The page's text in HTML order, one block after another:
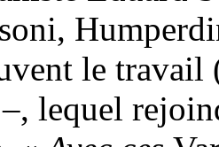
le travail
lequel